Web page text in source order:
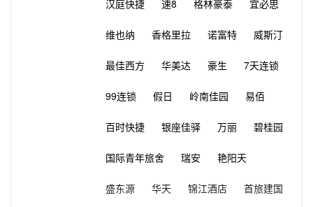
汉庭快捷 速8 格林豪泰 宜必思
维也纳 香格里拉 诺富特 威斯汀
最佳西方 华美达 豪生 7天连锁
99连锁 假日 岭南佳园 易佰
百时快捷 银座佳驿 万丽 碧桂园
国际青年旅舍 瑞安 艳阳天
盛东源 华天 锦江酒店 首旅建国